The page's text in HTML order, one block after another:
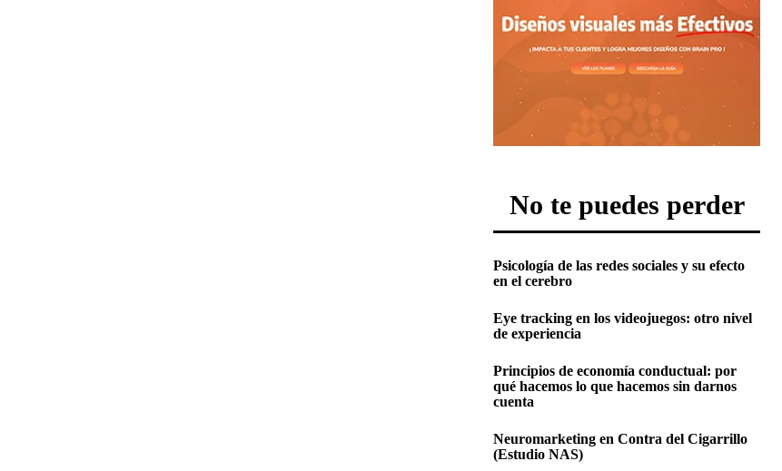
No te puedes perder
Psicología de las redes sociales y su efecto
en el cerebro
Eye tracking en los videojuegos: otro nivel
de experiencia
Principios de economía conductual: por
qué hacemos lo que hacemos sin darnos
cuenta
Neuromarketing en Contra del Cigarrillo
(Estudio NAS)